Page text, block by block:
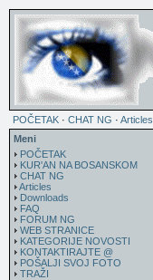
POČETAK · CHAT NG · Articles
Meni
POČETAK
KUR'AN NA BOSANSKOM
CHAT NG
Articles
Downloads
FAQ
FORUM NG
WEB STRANICE
KATEGORIJE NOVOSTI
KONTAKTIRAJTE @
POŠALJI SVOJ FOTO
TRAŽI